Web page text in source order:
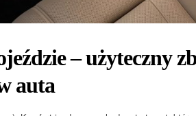
– użyteczny
auta